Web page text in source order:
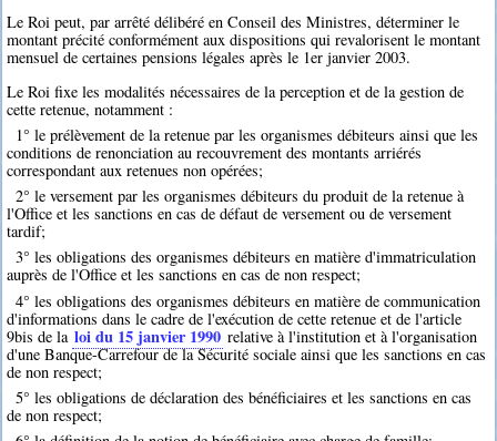
Le Roi peut, par arrêté délibéré en Conseil des Ministres, déterminer le
montant précité conformément aux dispositions qui revalorisent le montant
mensuel de certaines pensions légales après le 1er janvier 2003.
Le Roi fixe les modalités nécessaires de la perception et de la gestion de
cette retenue, notamment :
1° le prélèvement de la retenue par les organismes débiteurs ainsi que les
conditions de renonciation au recouvrement des montants arriérés
correspondant aux retenues non opérées;
2° le versement par les organismes débiteurs du produit de la retenue à
l'Office et les sanctions en cas de défaut de versement ou de versement
tardif;
3° les obligations des organismes débiteurs en matière d'immatriculation
auprès de l'Office et les sanctions en cas de non respect;
4° les obligations des organismes débiteurs en matière de communication
d'informations dans le cadre de l'exécution de cette retenue et de l'article
9bis de la loi du 15 janvier 1990 relative à l'institution et à l'organisation
d'une Banque-Carrefour de la Sécurité sociale ainsi que les sanctions en cas
de non respect;
5° les obligations de déclaration des bénéficiaires et les sanctions en cas
de non respect;